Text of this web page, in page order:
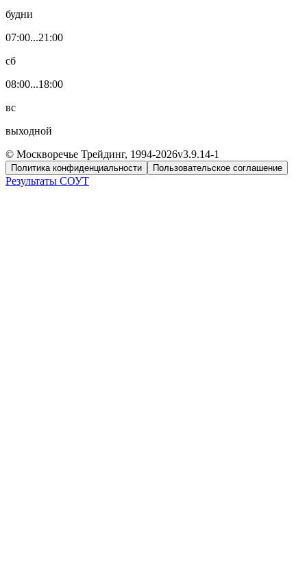
будни
07:00...21:00
сб
08:00...18:00
вс
выходной
© Москворечье Трейдинг, 1994-2026v3.9.14-1
Политика конфиденциальности Пользовательское соглашение
Результаты СОУТ